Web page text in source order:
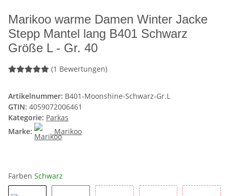
Marikoo warme Damen Winter Jacke
Stepp Mantel lang B401 Schwarz
Größe L - Gr. 40
(1 Bewertungen)
Artikelnummer: B401-Moonshine-Schwarz-Gr.L
GTIN: 4059072006461
Kategorie: Parkas
Marke:
Marikoo
Farben Schwarz